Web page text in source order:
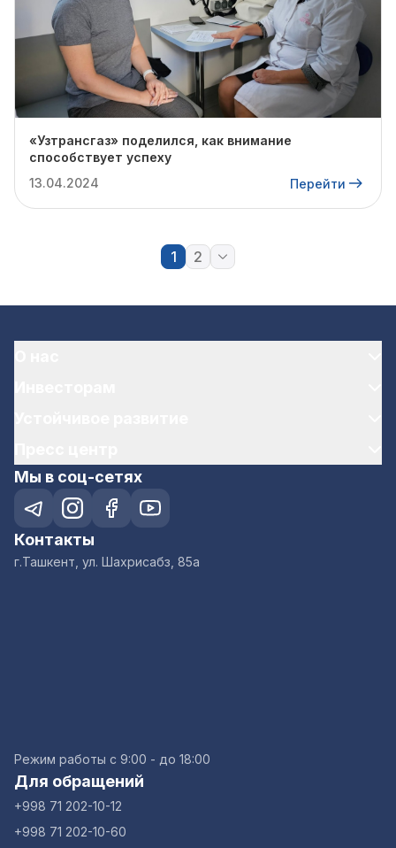
«Узтрансгаз» поделился, как внимание
способствует успеху
13.04.2024
Перейти
1 2
Мы в соц-сетях
Контакты
г.Ташкент, ул. Шахрисабз, 85а
Режим работы с 9:00 - до 18:00
Для обращений
+998 71 202-10-12
+998 71 202-10-60